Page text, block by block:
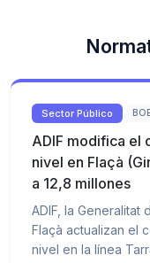
Sector Público
ADIF modifica el
nivel en Flaçà
a 12,8 millones
ADIF, la Generalitat
Flaçà actualizan el
nivel en la línea